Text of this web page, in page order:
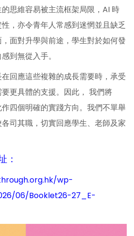
思維容易被主流框架局限，AI 時
，亦令青年人常感到迷惘並且缺乏
面對升學與前途，學生對於如何發
到無從入手。
回應這些複雜的成長需要時，承受
更具體的支援。因此， 我們將
作四個明確的實踐方向。我們不單舉
司其職，切實回應學生、老師及家
：
wp-
06/Booklet26-27_E-